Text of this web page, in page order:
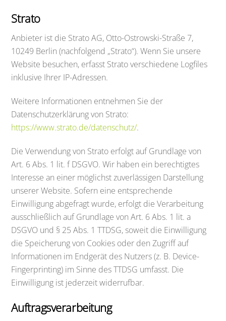
Strato
Anbieter ist die Strato AG, Otto-Ostrowski-Straße 7,
10249 Berlin (nachfolgend „Strato“). Wenn Sie unsere
Website besuchen, erfasst Strato verschiedene Logfiles
inklusive Ihrer IP-Adressen.
Weitere Informationen entnehmen Sie der
Datenschutzerklärung von Strato:
https://www.strato.de/datenschutz/.
Die Verwendung von Strato erfolgt auf Grundlage von
Art. 6 Abs. 1 lit. f DSGVO. Wir haben ein berechtigtes
Interesse an einer möglichst zuverlässigen Darstellung
unserer Website. Sofern eine entsprechende
Einwilligung abgefragt wurde, erfolgt die Verarbeitung
ausschließlich auf Grundlage von Art. 6 Abs. 1 lit. a
DSGVO und § 25 Abs. 1 TTDSG, soweit die Einwilligung
die Speicherung von Cookies oder den Zugriff auf
Informationen im Endgerät des Nutzers (z. B. Device-
Fingerprinting) im Sinne des TTDSG umfasst. Die
Einwilligung ist jederzeit widerrufbar.
Auftragsverarbeitung